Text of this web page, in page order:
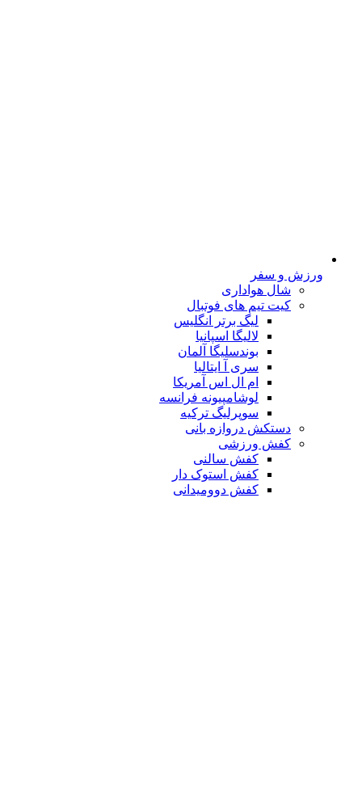
ورزش و سفر
شال هواداری
کیت تیم های فوتبال
لیگ برتر انگلیس
لالیگا اسپانیا
بوندسلیگا آلمان
سری آ ایتالیا
ام ال اس آمریکا
لوشامپیونه فرانسه
سوپرلیگ ترکیه
دستکش دروازه بانی
کفش ورزشی
کفش سالنی
کفش استوک دار
کفش دوومیدانی